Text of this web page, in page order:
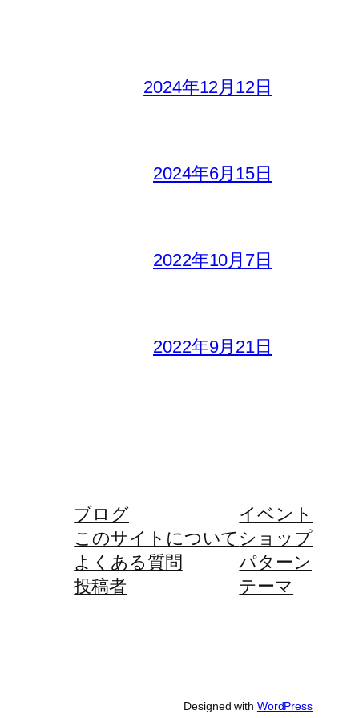
2024年12月12日
2024年6月15日
2022年10月7日
2022年9月21日
ブログ
このサイトについて
よくある質問
投稿者
イベント
ショップ
パターン
テーマ
Designed with WordPress